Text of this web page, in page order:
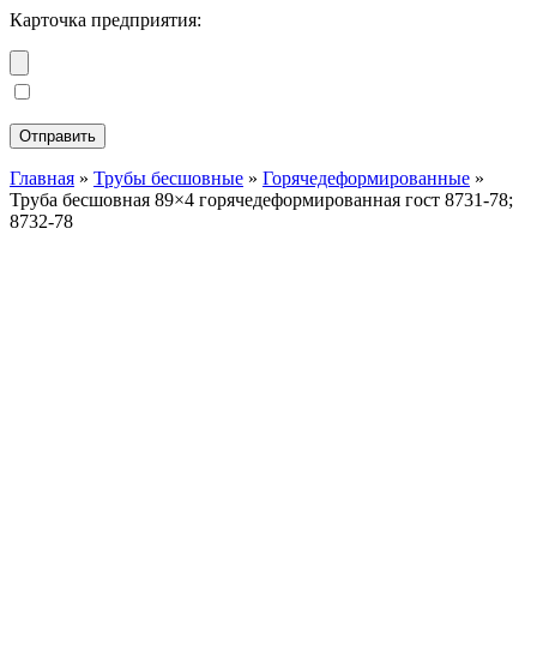
Карточка предприятия:
Главная » Трубы бесшовные » Горячедеформированные »
Труба бесшовная 89×4 горячедеформированная гост 8731-78;
8732-78